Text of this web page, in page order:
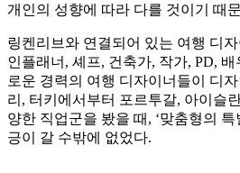
개인의 성향에 따라 다를 것이기 때
링켄리브와 연결되어 있는 여행 디
인플래너, 셰프, 건축가, 작가, PD, 배
로운 경력의 여행 디자이너들이 디
리, 터키에서부터 포르투갈, 아이슬
양한 직업군을 봤을 때, ‘맞춤형의
긍이 갈 수밖에 없었다.